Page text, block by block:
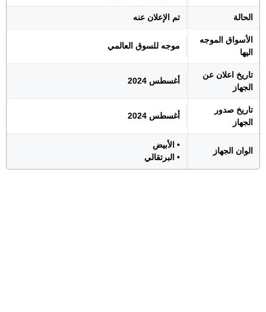
الحالة تم الإعلان عنه
الأسواق الموجه
اليها
موجه للسوق العالمي
تاريخ اعلان عن
الجهاز
أغسطس 2024
تاريخ صدور
الجهاز
أغسطس 2024
الوان الجهاز
• الأبيض
• البرتقالي